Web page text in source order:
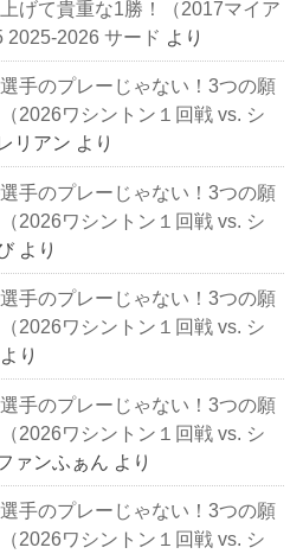
げて貴重な1勝！（2017マイア
2025-2026 サード より
手のプレーじゃない！3つの願
2026ワシントン１回戦 vs. シ
リアン より
手のプレーじゃない！3つの願
2026ワシントン１回戦 vs. シ
より
手のプレーじゃない！3つの願
2026ワシントン１回戦 vs. シ
より
手のプレーじゃない！3つの願
2026ワシントン１回戦 vs. シ
ァンふぁん より
手のプレーじゃない！3つの願
2026ワシントン１回戦 vs. シ